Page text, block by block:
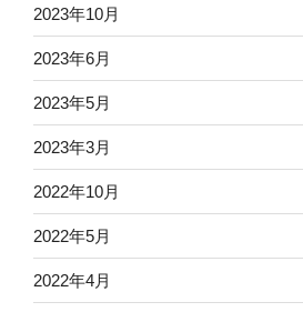
2023年10月
2023年6月
2023年5月
2023年3月
2022年10月
2022年5月
2022年4月